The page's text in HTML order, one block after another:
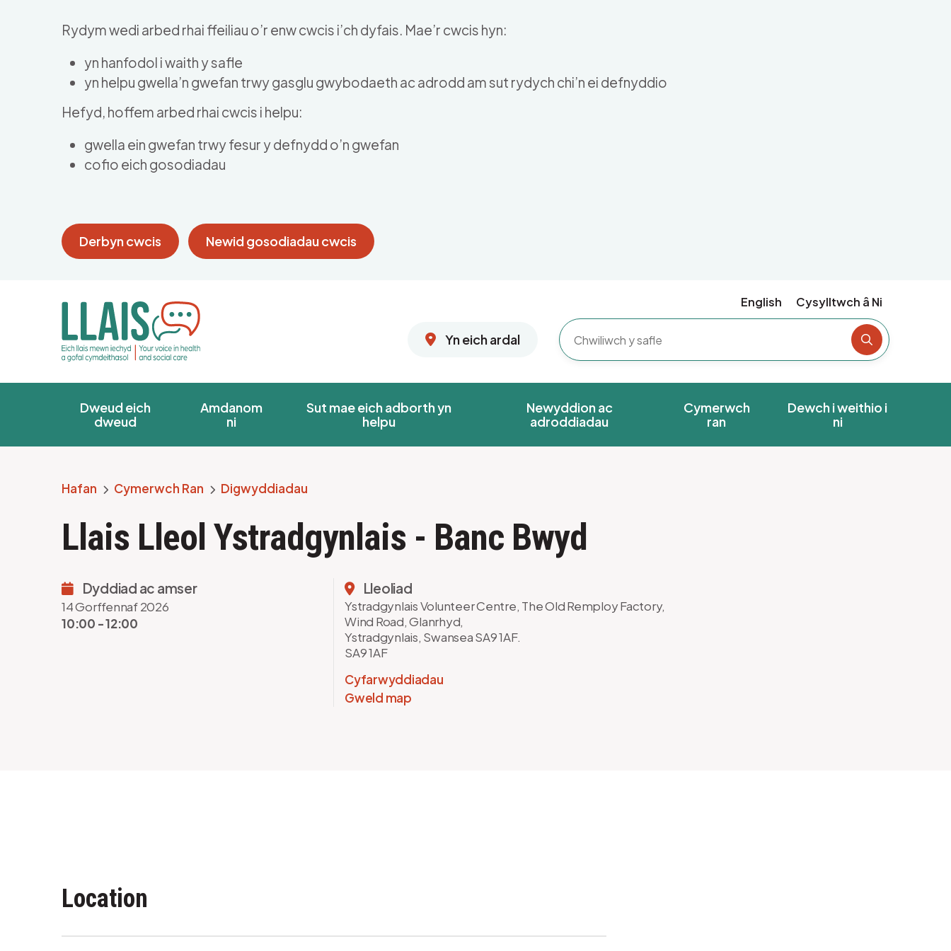
Rydym wedi arbed rhai ffeiliau o’r enw cwcis i’ch dyfais. Mae’r cwcis hyn:
yn hanfodol i waith y safle
yn helpu gwella’n gwefan trwy gasglu gwybodaeth ac adrodd am sut rydych chi’n ei defnyddio
Hefyd, hoffem arbed rhai cwcis i helpu:
gwella ein gwefan trwy fesur y defnydd o’n gwefan
cofio eich gosodiadau
Derbyn cwcis Newid gosodiadau cwcis
English Cysylltwch â Ni
Yn eich ardal
Chwiliwch y
Dweud eich
dweud
Amdanom
ni
Sut mae eich adborth yn
helpu
Newyddion ac
adroddiadau
Cymerwch
ran
Dewch i weithio i
ni
Breadcrumb
Hafan Cymerwch Ran Digwyddiadau
Llais Lleol Ystradgynlais - Banc Bwyd
Dyddiad ac amser
14 Gorffennaf 2026
10:00 - 12:00
Lleoliad
Ystradgynlais Volunteer Centre, The Old Remploy Factory,
Wind Road, Glanrhyd,
Ystradgynlais, Swansea SA9 1AF.
SA9 1AF
Cyfarwyddiadau
Gweld map
Location